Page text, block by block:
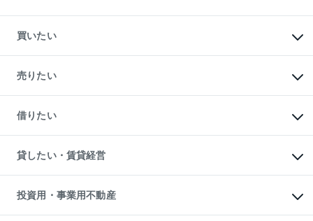
買いたい
新築・分譲マンションの購入
中古マンションの購入
一戸建ての購入
中古一戸建ての購入
不動産購入の流れ
注目キーワード物件特集
購入ガイド
English 繁体中文簡体中文
売りたい
一戸建ての売却・査定
土地の売却・査定
スピードAI査定
不動産査定について
不動産売却の流れ
不動産買換えの流れ
売却ガイド
借りたい
オフィス・店舗の賃貸
借りるときの流れ
借りるガイド
貸したい・賃貸経営
マンション賃料データ
賃貸管理プラン
リロケーションについて
投資用・事業用不動産